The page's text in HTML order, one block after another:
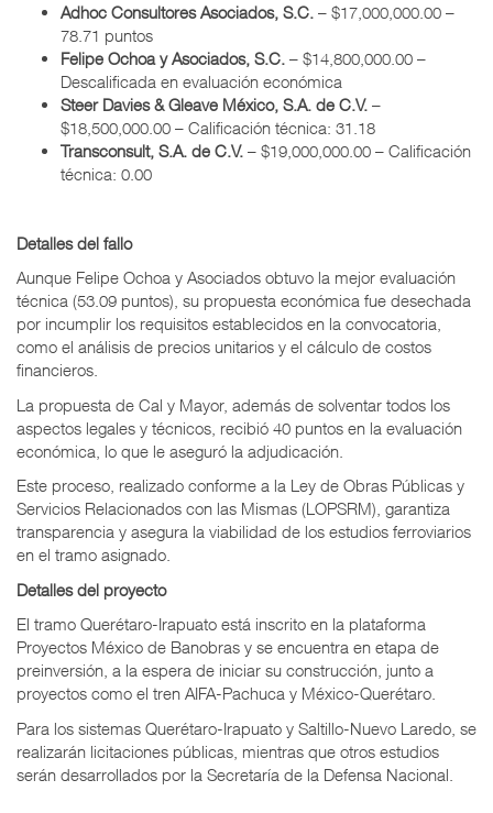
Adhoc Consultores Asociados, S.C. – $17,000,000.00 –
78.71 puntos
Felipe Ochoa y Asociados, S.C. – $14,800,000.00 –
Descalificada en evaluación económica
Steer Davies & Gleave México, S.A. de C.V. –
$18,500,000.00 – Calificación técnica: 31.18
Transconsult, S.A. de C.V. – $19,000,000.00 – Calificación
técnica: 0.00
Detalles del fallo
Aunque Felipe Ochoa y Asociados obtuvo la mejor evaluación
técnica (53.09 puntos), su propuesta económica fue desechada
por incumplir los requisitos establecidos en la convocatoria,
como el análisis de precios unitarios y el cálculo de costos
financieros.
La propuesta de Cal y Mayor, además de solventar todos los
aspectos legales y técnicos, recibió 40 puntos en la evaluación
económica, lo que le aseguró la adjudicación.
Este proceso, realizado conforme a la Ley de Obras Públicas y
Servicios Relacionados con las Mismas (LOPSRM), garantiza
transparencia y asegura la viabilidad de los estudios ferroviarios
en el tramo asignado.
Detalles del proyecto
El tramo Querétaro-Irapuato está inscrito en la plataforma
Proyectos México de Banobras y se encuentra en etapa de
preinversión, a la espera de iniciar su construcción, junto a
proyectos como el tren AIFA-Pachuca y México-Querétaro.
Para los sistemas Querétaro-Irapuato y Saltillo-Nuevo Laredo, se
realizarán licitaciones públicas, mientras que otros estudios
serán desarrollados por la Secretaría de la Defensa Nacional.